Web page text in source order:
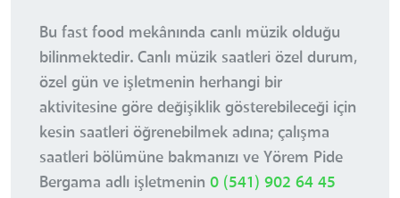
Bu fast food mekânında canlı müzik olduğu
bilinmektedir. Canlı müzik saatleri özel durum,
özel gün ve işletmenin herhangi bir
aktivitesine göre değişiklik gösterebileceği için
kesin saatleri öğrenebilmek adına; çalışma
saatleri bölümüne bakmanızı ve Yörem Pide
Bergama adlı işletmenin 0 (541) 902 64 45